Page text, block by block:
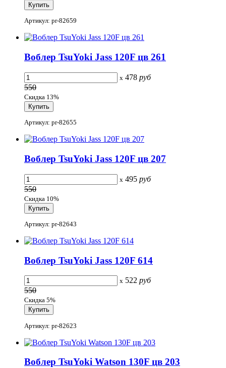
Артикул: pr-82659
Воблер TsuYoki Jass 120F цв 261
x 478 руб
550
Скидка 13%
Артикул: pr-82655
Воблер TsuYoki Jass 120F цв 207
x 495 руб
550
Скидка 10%
Артикул: pr-82643
Воблер TsuYoki Jass 120F 614
x 522 руб
550
Скидка 5%
Артикул: pr-82623
Воблер TsuYoki Watson 130F цв 203